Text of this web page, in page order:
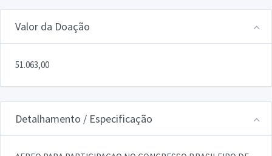
Valor da Doação
51.063,00
Detalhamento / Especificação